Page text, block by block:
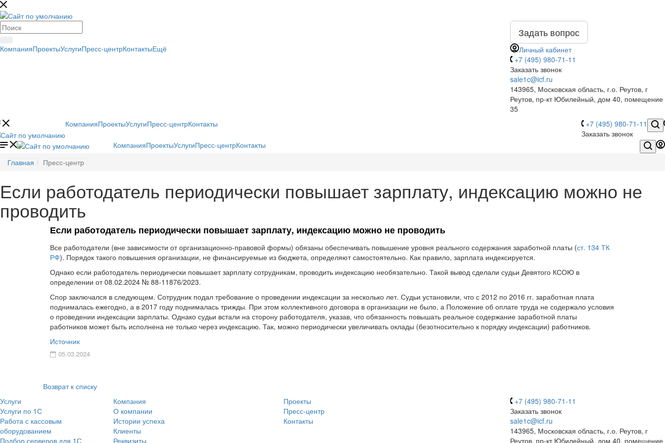
КомпанияПроектыУслугиПресс-центрКонтактыЕщё
Задать вопрос
Личный кабинет
+7 (495) 980-71-11
Заказать звонок
sale1c@icf.ru
143965, Московская область, г.о. Реутов, г
Реутов, пр-кт Юбилейный, дом 40, помещение
35
+7 (495) 980-71-11
Заказать звонок
КомпанияПроектыУслугиПресс-центрКонтакты
КомпанияПроектыУслугиПресс-центрКонтакты
Главная
Пресс-центр
Если работодатель периодически повышает зарплату, индексацию можно не
проводить
Если работодатель периодически повышает зарплату, индексацию можно не проводить
Все работодатели (вне зависимости от организационно-правовой формы) обязаны обеспечивать повышение уровня реального содержания заработной платы (ст. 134 ТК
РФ). Порядок такого повышения организации, не финансируемые из бюджета, определяют самостоятельно. Как правило, зарплата индексируется.
Однако если работодатель периодически повышает зарплату сотрудникам, проводить индексацию необязательно. Такой вывод сделали судьи Девятого КСОЮ в
определении от 08.02.2024 № 88-11876/2023.
Спор заключался в следующем. Сотрудник подал требование о проведении индексации за несколько лет. Судьи установили, что с 2012 по 2016 гг. заработная плата
поднималась ежегодно, а в 2017 году поднималась трижды. При этом коллективного договора в организации не было, а Положение об оплате труда не содержало условия
о проведении индексации зарплаты. Однако судьи встали на сторону работодателя, указав, что обязанность повышать реальное содержание заработной платы
работников может быть исполнена не только через индексацию. Так, можно периодически увеличивать оклады (безотносительно к порядку индексации) работников.
Источник
05.03.2024
Возврат к списку
Услуги
Услуги по 1С
Работа с кассовым
оборудованием
Подбор серверов для 1С
Компания
О компании
Истории успеха
Клиенты
Реквизиты
Проекты
Пресс-центр
Контакты
+7 (495) 980-71-11
Заказать звонок
sale1c@icf.ru
143965, Московская область, г.о. Реутов, г
Реутов, пр-кт Юбилейный, дом 40, помещение